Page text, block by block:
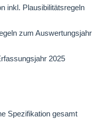
inkl. Plausibilitätsregeln
zum Auswertungsjahr
2025
Spezifikation gesamt